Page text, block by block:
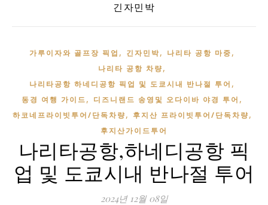
긴자민박
가루이자와 골프장 픽업 , 긴자민박, 나리타 공항 마중,
나리타 공항 차량,
나리타공항 하네디공항 픽업 및 도쿄시내 반나절 투어 ,
동경 여행 가이드, 디즈니랜드 송영및 오다이바 야경 투어 ,
하코네프라이빗투어/단독차량, 후지산 프라이빗투어/단독차량,
후지산가이드투어
나리타공항,하네디공항 픽
업 및 도쿄시내 반나절 투어
2024년 12월 08일